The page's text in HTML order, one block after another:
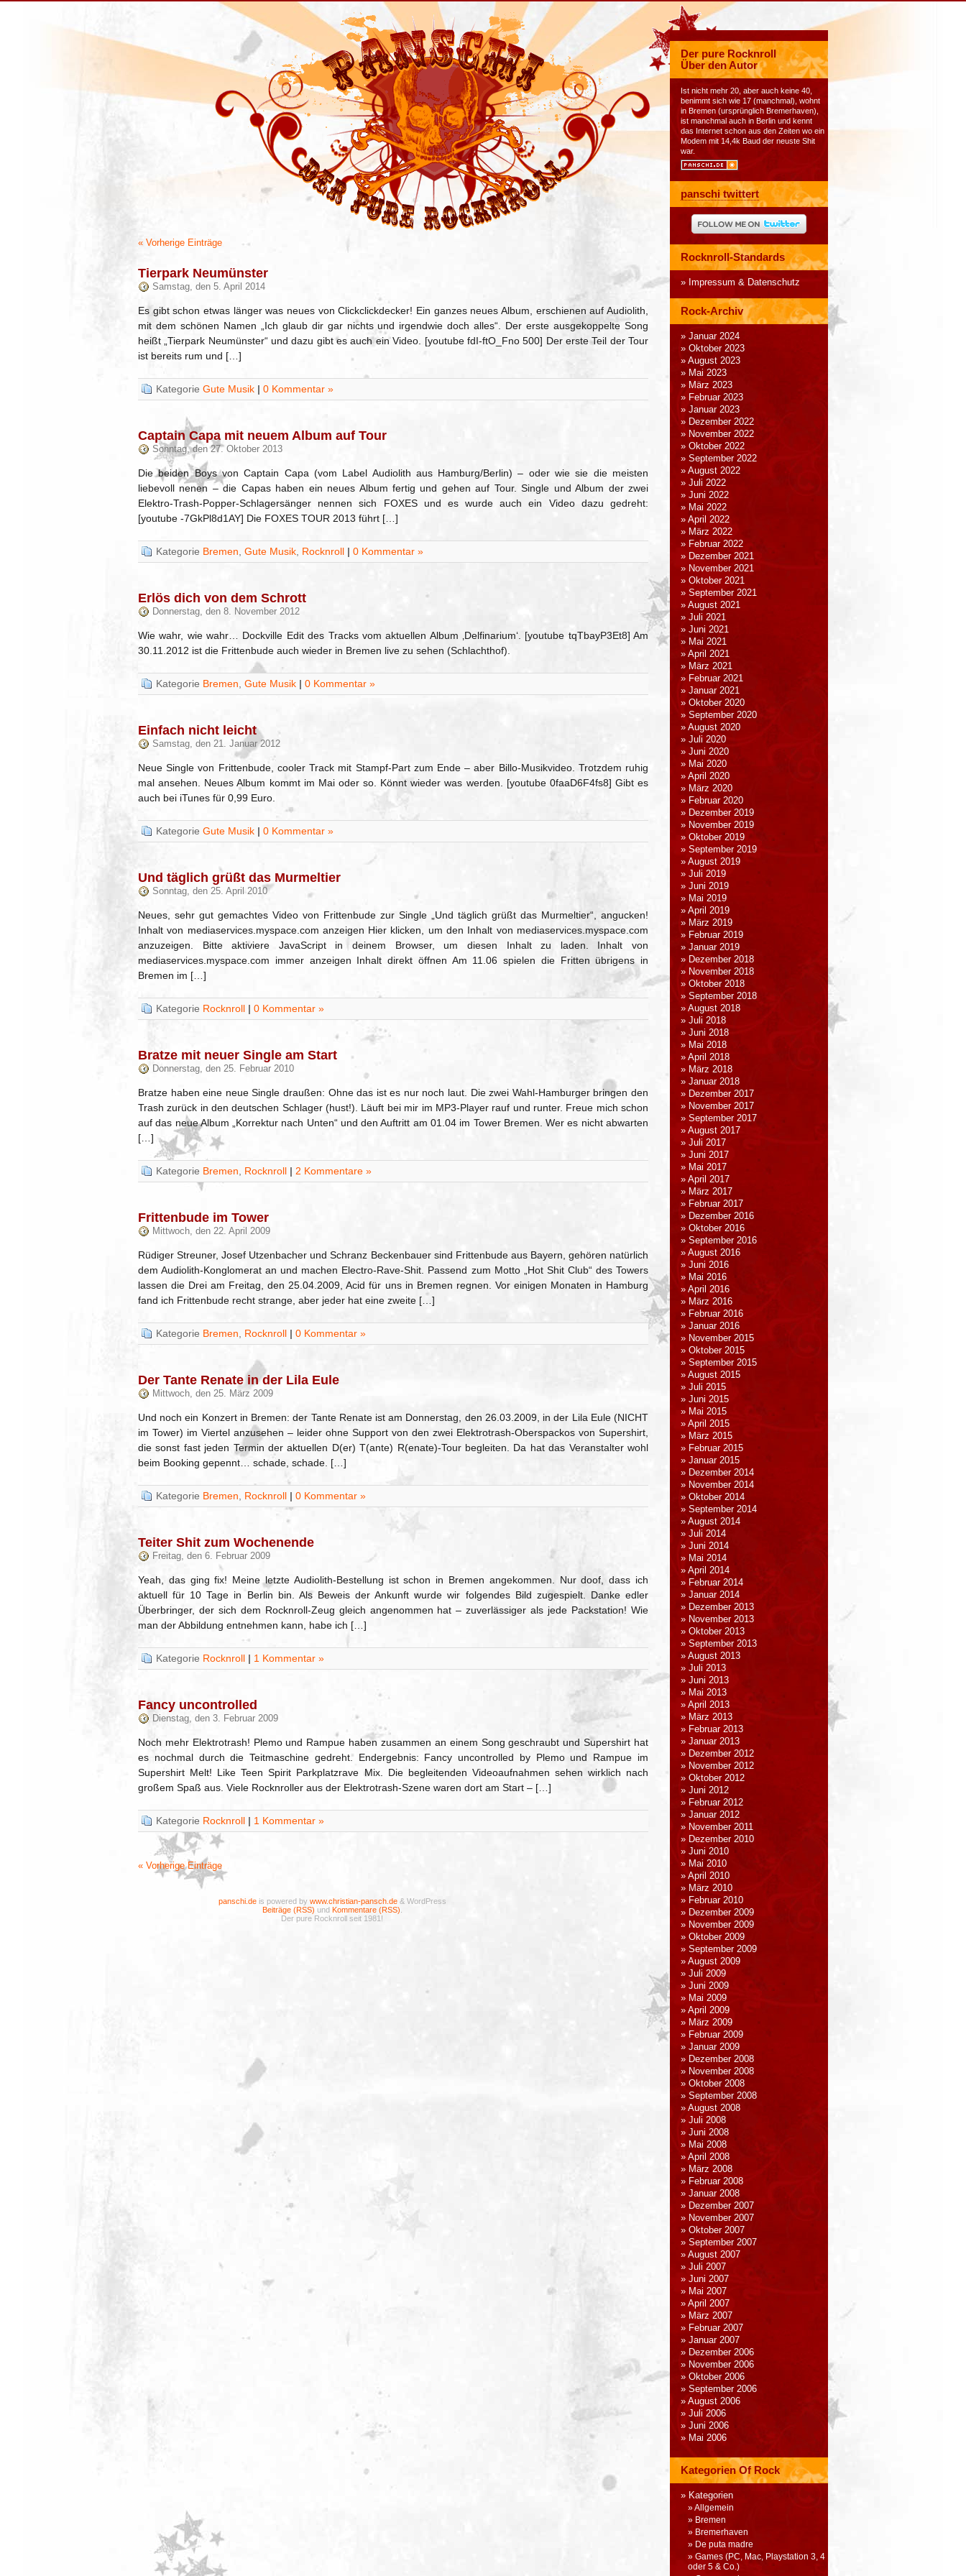
« Vorherige Einträge
Tierpark Neumünster
Samstag, den 5. April 2014
Es gibt schon etwas länger was neues von Clickclickdecker! Ein ganzes neues Album, erschienen auf Audiolith,
mit dem schönen Namen „Ich glaub dir gar nichts und irgendwie doch alles“. Der erste ausgekoppelte Song
heißt „Tierpark Neumünster“ und dazu gibt es auch ein Video. [youtube fdI-ftO_Fno 500] Der erste Teil der Tour
ist bereits rum und […]
Kategorie Gute Musik | 0 Kommentar »
Captain Capa mit neuem Album auf Tour
Sonntag, den 27. Oktober 2013
Die beiden Boys von Captain Capa (vom Label Audiolith aus Hamburg/Berlin) – oder wie sie die meisten
liebevoll nenen – die Capas haben ein neues Album fertig und gehen auf Tour. Single und Album der zwei
Elektro-Trash-Popper-Schlagersänger nennen sich FOXES und es wurde auch ein Video dazu gedreht:
[youtube -7GkPl8d1AY] Die FOXES TOUR 2013 führt […]
Kategorie Bremen Gute Musik Rocknroll | 0 Kommentar »
Erlös dich von dem Schrott
Donnerstag, den 8. November 2012
Wie wahr, wie wahr… Dockville Edit des Tracks vom aktuellen Album ‚Delfinarium‘. [youtube tqTbayP3Et8] Am
30.11.2012 ist die Frittenbude auch wieder in Bremen live zu sehen (Schlachthof).
Kategorie Bremen Gute Musik | 0 Kommentar »
Einfach nicht leicht
Samstag, den 21. Januar 2012
Neue Single von Frittenbude, cooler Track mit Stampf-Part zum Ende – aber Billo-Musikvideo. Trotzdem ruhig
mal ansehen. Neues Album kommt im Mai oder so. Könnt wieder was werden. [youtube 0faaD6F4fs8] Gibt es
auch bei iTunes für 0,99 Euro.
Kategorie Gute Musik | 0 Kommentar »
Und täglich grüßt das Murmeltier
Sonntag, den 25. April 2010
Neues, sehr gut gemachtes Video von Frittenbude zur Single „Und täglich grüßt das Murmeltier“, angucken!
Inhalt von mediaservices.myspace.com anzeigen Hier klicken, um den Inhalt von mediaservices.myspace.com
anzuzeigen. Bitte aktiviere JavaScript in deinem Browser, um diesen Inhalt zu laden. Inhalt von
mediaservices.myspace.com immer anzeigen Inhalt direkt öffnen Am 11.06 spielen die Fritten übrigens in
Bremen im […]
Kategorie Rocknroll | 0 Kommentar »
Bratze mit neuer Single am Start
Donnerstag, den 25. Februar 2010
Bratze haben eine neue Single draußen: Ohne das ist es nur noch laut. Die zwei Wahl-Hamburger bringen den
Trash zurück in den deutschen Schlager (hust!). Läuft bei mir im MP3-Player rauf und runter. Freue mich schon
auf das neue Album „Korrektur nach Unten“ und den Auftritt am 01.04 im Tower Bremen. Wer es nicht abwarten
[…]
Kategorie Bremen Rocknroll | 2 Kommentare »
Frittenbude im Tower
Mittwoch, den 22. April 2009
Rüdiger Streuner, Josef Utzenbacher und Schranz Beckenbauer sind Frittenbude aus Bayern, gehören natürlich
dem Audiolith-Konglomerat an und machen Electro-Rave-Shit. Passend zum Motto „Hot Shit Club“ des Towers
lassen die Drei am Freitag, den 25.04.2009, Acid für uns in Bremen regnen. Vor einigen Monaten in Hamburg
fand ich Frittenbude recht strange, aber jeder hat eine zweite […]
Kategorie Bremen Rocknroll | 0 Kommentar »
Der Tante Renate in der Lila Eule
Mittwoch, den 25. März 2009
Und noch ein Konzert in Bremen: der Tante Renate ist am Donnerstag, den 26.03.2009, in der Lila Eule (NICHT
im Tower) im Viertel anzusehen – leider ohne Support von den zwei Elektrotrash-Oberspackos von Supershirt,
die sonst fast jeden Termin der aktuellen D(er) T(ante) R(enate)-Tour begleiten. Da hat das Veranstalter wohl
beim Booking gepennt… schade, schade. […]
Kategorie Bremen Rocknroll | 0 Kommentar »
Teiter Shit zum Wochenende
Freitag, den 6. Februar 2009
Yeah, das ging fix! Meine letzte Audiolith-Bestellung ist schon in Bremen angekommen. Nur doof, dass ich
aktuell für 10 Tage in Berlin bin. Als Beweis der Ankunft wurde wir folgendes Bild zugespielt. Danke edler
Überbringer, der sich dem Rocknroll-Zeug gleich angenommen hat – zuverlässiger als jede Packstation! Wie
man der Abbildung entnehmen kann, habe ich […]
Kategorie Rocknroll | 1 Kommentar »
Fancy uncontrolled
Dienstag, den 3. Februar 2009
Noch mehr Elektrotrash! Plemo und Rampue haben zusammen an einem Song geschraubt und Supershirt hat
es nochmal durch die Teitmaschine gedreht. Endergebnis: Fancy uncontrolled by Plemo und Rampue im
Supershirt Melt! Like Teen Spirit Parkplatzrave Mix. Die begleitenden Videoaufnahmen sehen wirklich nach
großem Spaß aus. Viele Rocknroller aus der Elektrotrash-Szene waren dort am Start – […]
Kategorie Rocknroll | 1 Kommentar »
« Vorherige Einträge
Der pure Rocknroll
Über den Autor
Ist nicht mehr 20, aber auch keine 40,
benimmt sich wie 17 (manchmal), wohnt
in Bremen (ursprünglich Bremerhaven),
ist manchmal auch in Berlin und kennt
das Internet schon aus den Zeiten wo ein
Modem mit 14,4k Baud der neuste Shit
war.
panschi twittert
Rocknroll-Standards
Impressum & Datenschutz
Rock-Archiv
Januar 2024
Oktober 2023
August 2023
Mai 2023
März 2023
Februar 2023
Januar 2023
Dezember 2022
November 2022
Oktober 2022
September 2022
August 2022
Juli 2022
Juni 2022
Mai 2022
April 2022
März 2022
Februar 2022
Dezember 2021
November 2021
Oktober 2021
September 2021
August 2021
Juli 2021
Juni 2021
Mai 2021
April 2021
März 2021
Februar 2021
Januar 2021
Oktober 2020
September 2020
August 2020
Juli 2020
Juni 2020
Mai 2020
April 2020
März 2020
Februar 2020
Dezember 2019
November 2019
Oktober 2019
September 2019
August 2019
Juli 2019
Juni 2019
Mai 2019
April 2019
März 2019
Februar 2019
Januar 2019
Dezember 2018
November 2018
Oktober 2018
September 2018
August 2018
Juli 2018
Juni 2018
Mai 2018
April 2018
März 2018
Januar 2018
Dezember 2017
November 2017
September 2017
August 2017
Juli 2017
Juni 2017
Mai 2017
April 2017
März 2017
Februar 2017
Dezember 2016
Oktober 2016
September 2016
August 2016
Juni 2016
Mai 2016
April 2016
März 2016
Februar 2016
Januar 2016
November 2015
Oktober 2015
September 2015
August 2015
Juli 2015
Juni 2015
Mai 2015
April 2015
März 2015
Februar 2015
Januar 2015
Dezember 2014
November 2014
Oktober 2014
September 2014
August 2014
Juli 2014
Juni 2014
Mai 2014
April 2014
Februar 2014
Januar 2014
Dezember 2013
November 2013
Oktober 2013
September 2013
August 2013
Juli 2013
Juni 2013
Mai 2013
April 2013
März 2013
Februar 2013
Januar 2013
Dezember 2012
November 2012
Oktober 2012
Juni 2012
Februar 2012
Januar 2012
November 2011
Dezember 2010
Juni 2010
Mai 2010
April 2010
März 2010
Februar 2010
Dezember 2009
November 2009
Oktober 2009
September 2009
August 2009
Juli 2009
Juni 2009
Mai 2009
April 2009
März 2009
Februar 2009
Januar 2009
Dezember 2008
November 2008
Oktober 2008
September 2008
August 2008
Juli 2008
Juni 2008
Mai 2008
April 2008
März 2008
Februar 2008
Januar 2008
Dezember 2007
November 2007
Oktober 2007
September 2007
August 2007
Juli 2007
Juni 2007
Mai 2007
April 2007
März 2007
Februar 2007
Januar 2007
Dezember 2006
November 2006
Oktober 2006
September 2006
August 2006
Juli 2006
Juni 2006
Mai 2006
Kategorien Of Rock
Kategorien
Allgemein
Bremen
Bremerhaven
De puta madre
Games (PC, Mac, Playstation 3, 4
oder 5 & Co.)
panschi.deis powered by www.christian-pansch.de& WordPress
Beiträge (RSS) und Kommentare (RSS)
Der pure Rocknroll seit 1981!